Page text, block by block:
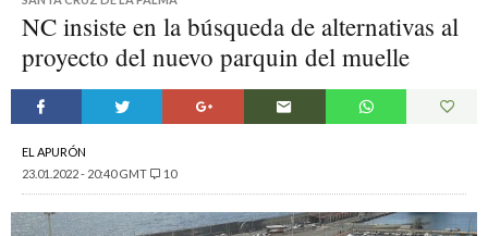
NC insiste en la búsqueda de alternativas al
proyecto del nuevo parquin del muelle
EL APURÓN
23.01.2022 - 20:40 GMT
10